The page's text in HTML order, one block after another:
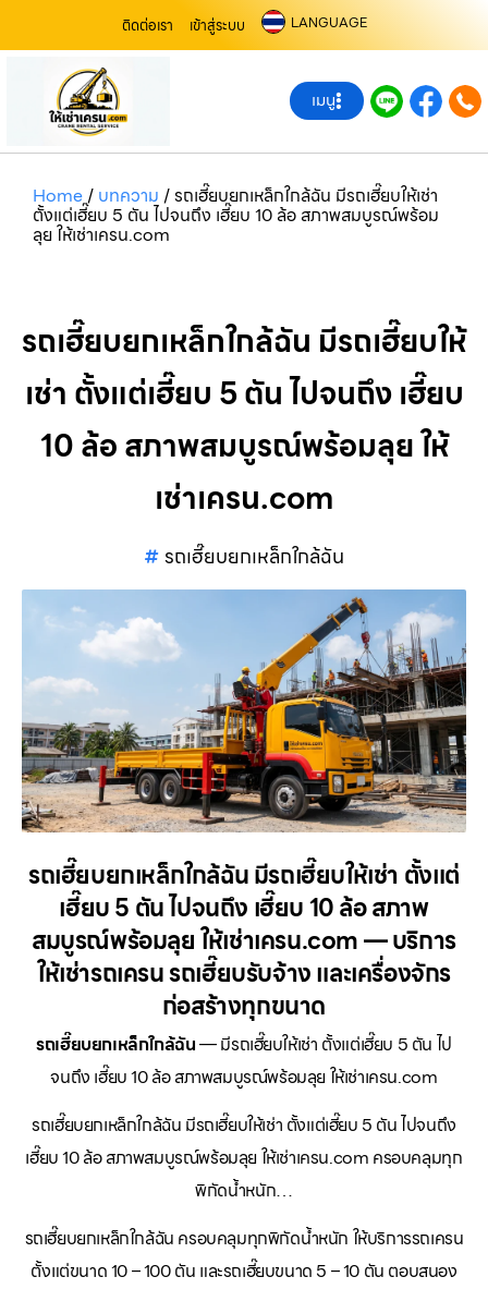
ติดต่อเรา เข้าสู่ระบบ LANGUAGE
เมนู
Home/ บทความ /รถเฮี๊ยบยกเหล็กใกล้ฉัน มีรถเฮี๊ยบให้เช่า
ตั้งแต่เฮี๊ยบ 5 ตัน ไปจนถึง เฮี๊ยบ 10 ล้อ สภาพสมบูรณ์พร้อม
ลุย ให้เช่าเครน.com
รถเฮี๊ยบยกเหล็กใกล้ฉัน มีรถเฮี๊ยบให้
เช่า ตั้งแต่เฮี๊ยบ 5 ตัน ไปจนถึง เฮี๊ยบ
10 ล้อ สภาพสมบูรณ์พร้อมลุย ให้
เช่าเครน.com
รถเฮี๊ยบยกเหล็กใกล้ฉัน
รถเฮี๊ยบยกเหล็กใกล้ฉัน มีรถเฮี๊ยบให้เช่า ตั้งแต่
เฮี๊ยบ 5 ตัน ไปจนถึง เฮี๊ยบ 10 ล้อ สภาพ
สมบูรณ์พร้อมลุย ให้เช่าเครน.com — บริการ
ให้เช่ารถเครน รถเฮี๊ยบรับจ้าง และเครื่องจักร
ก่อสร้างทุกขนาด
รถเฮี๊ยบยกเหล็กใกล้ฉัน— มีรถเฮี๊ยบให้เช่า ตั้งแต่เฮี๊ยบ 5 ตัน ไป
จนถึง เฮี๊ยบ 10 ล้อ สภาพสมบูรณ์พร้อมลุย ให้เช่าเครน.com
รถเฮี๊ยบยกเหล็กใกล้ฉัน มีรถเฮี๊ยบให้เช่า ตั้งแต่เฮี๊ยบ 5 ตัน ไปจนถึง
เฮี๊ยบ 10 ล้อ สภาพสมบูรณ์พร้อมลุย ให้เช่าเครน.com ครอบคลุมทุก
พิกัดน้ำหนัก…
รถเฮี๊ยบยกเหล็กใกล้ฉัน ครอบคลุมทุกพิกัดน้ำหนัก ให้บริการรถเครน
ตั้งแต่ขนาด 10 – 100 ตัน และรถเฮี๊ยบขนาด 5 – 10 ตัน ตอบสนอง